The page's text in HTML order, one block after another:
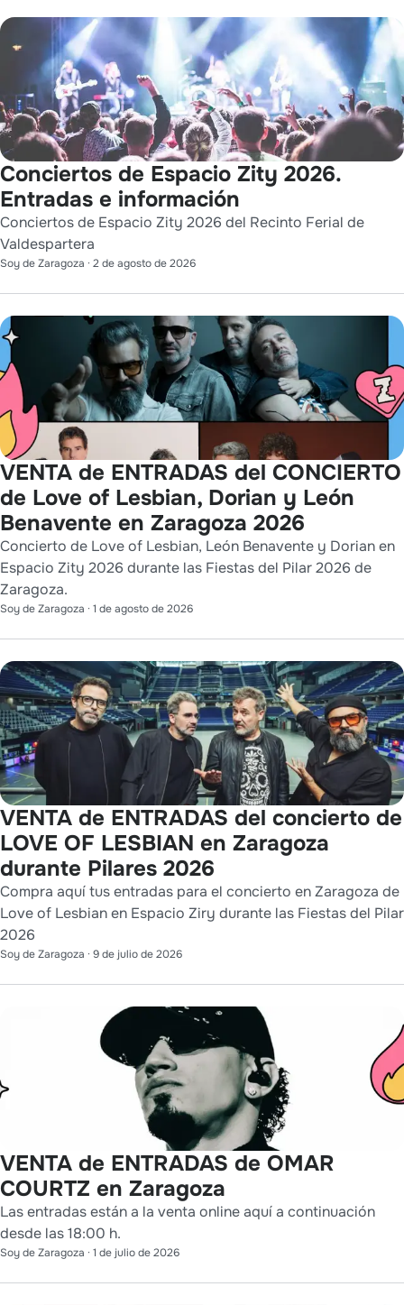
Conciertos de Espacio Zity 2026.
Entradas e información
Conciertos de Espacio Zity 2026 del Recinto Ferial de
Valdespartera
Soy de Zaragoza · 2 de agosto de 2026
VENTA de ENTRADAS del CONCIERTO
de Love of Lesbian, Dorian y León
Benavente en Zaragoza 2026
Concierto de Love of Lesbian, León Benavente y Dorian en
Espacio Zity 2026 durante las Fiestas del Pilar 2026 de
Zaragoza.
Soy de Zaragoza · 1 de agosto de 2026
VENTA de ENTRADAS del concierto de
LOVE OF LESBIAN en Zaragoza
durante Pilares 2026
Compra aquí tus entradas para el concierto en Zaragoza de
Love of Lesbian en Espacio Ziry durante las Fiestas del Pilar
2026
Soy de Zaragoza · 9 de julio de 2026
VENTA de ENTRADAS de OMAR
COURTZ en Zaragoza
Las entradas están a la venta online aquí a continuación
desde las 18:00 h.
Soy de Zaragoza · 1 de julio de 2026